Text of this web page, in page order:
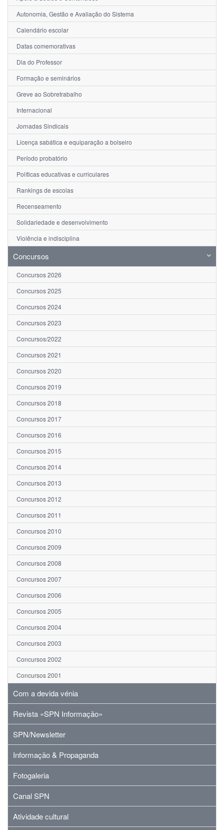
Autonomia, Gestão e Avaliação do Sistema
Calendário escolar
Datas comemorativas
Dia do Professor
Formação e seminários
Greve ao Sobretrabalho
Internacional
Jornadas Sindicais
Licença sabática e equiparação a bolseiro
Período probatório
Políticas educativas e curriculares
Rankings de escolas
Recenseamento
Solidariedade e desenvolvimento
Violência e indisciplina
Concursos
Concursos 2026
Concursos 2025
Concursos 2024
Concursos 2023
Concursos/2022
Concursos 2021
Concursos 2020
Concursos 2019
Concursos 2018
Concursos 2017
Concursos 2016
Concursos 2015
Concursos 2014
Concursos 2013
Concursos 2012
Concursos 2011
Concursos 2010
Concursos 2009
Concursos 2008
Concursos 2007
Concursos 2006
Concursos 2005
Concursos 2004
Concursos 2003
Concursos 2002
Concursos 2001
Com a devida vénia
Revista «SPN Informação»
SPN/Newsletter
Informação & Propaganda
Fotogaleria
Canal SPN
Atividade cultural